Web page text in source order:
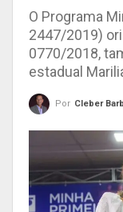
O Programa
2447/2019)
0770/2018,
estadual
Por Cleber